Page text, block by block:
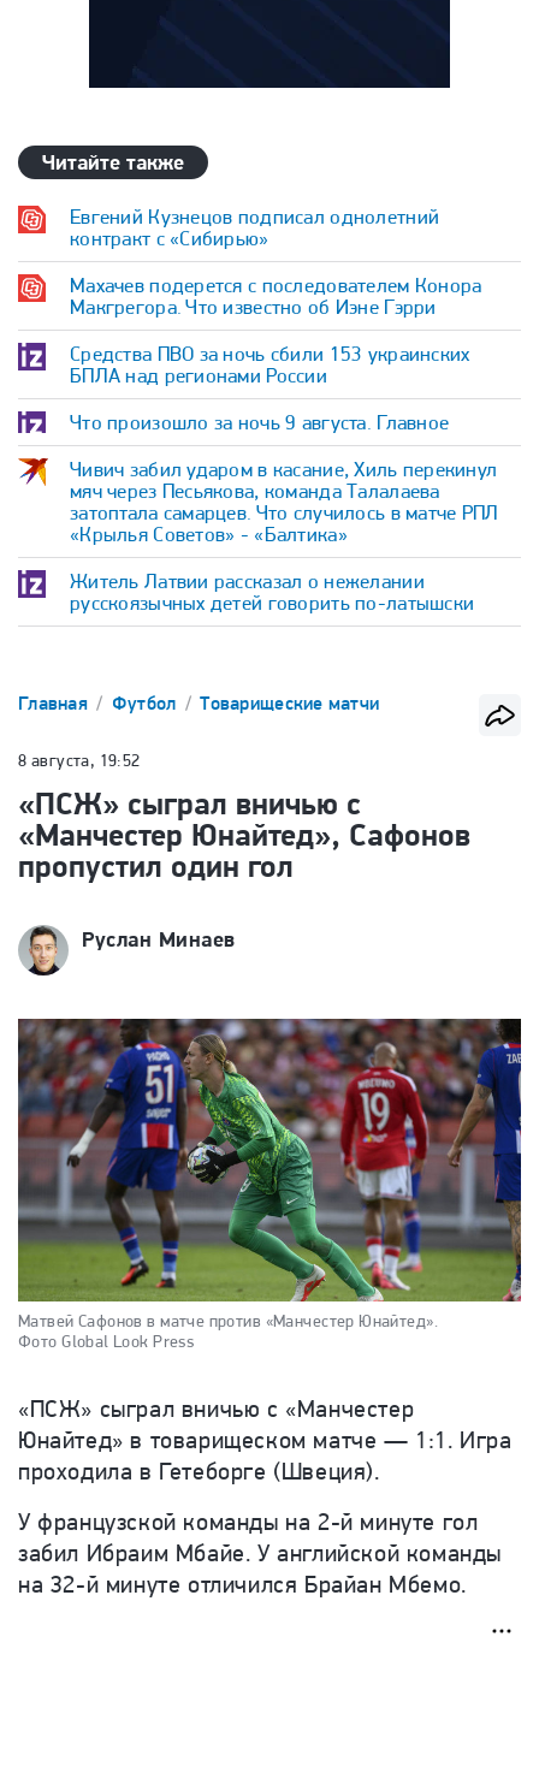
Читайте также
Евгений Кузнецов подписал однолетний
контракт с «Сибирью»
Махачев подерется с последователем Конора
Макгрегора. Что известно об Иэне Гэрри
Средства ПВО за ночь сбили 153 украинских
БПЛА над регионами России
Что произошло за ночь 9 августа. Главное
Чивич забил ударом в касание, Хиль перекинул
мяч через Песьякова, команда Талалаева
затоптала самарцев. Что случилось в матче РПЛ
«Крылья Советов» - «Балтика»
Житель Латвии рассказал о нежелании
русскоязычных детей говорить по-латышски
Главная Футбол Товарищеские матчи
8 августа, 19:52
«ПСЖ» сыграл вничью с
«Манчестер Юнайтед», Сафонов
пропустил один гол
Руслан Минаев
Матвей Сафонов в матче против «Манчестер Юнайтед».
Фото Global Look Press
«ПСЖ» сыграл вничью с «Манчестер
Юнайтед» в товарищеском матче — 1:1. Игра
проходила в Гетеборге (Швеция).
У французской команды на 2-й минуте гол
забил Ибраим Мбайе. У английской команды
на 32-й минуте отличился Брайан Мбемо.